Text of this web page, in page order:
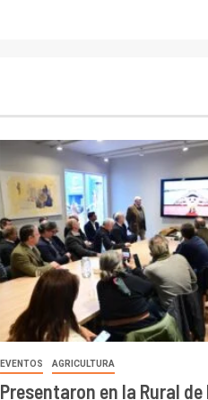
EVENTOS AGRICULTURA
Presentaron en la Rural de